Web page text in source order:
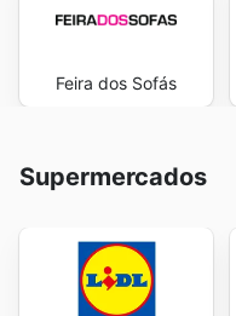
Feira dos Sofás
Supermercados